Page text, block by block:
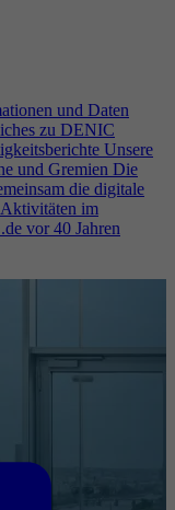
und Daten
zu DENIC
Unsere
und Gremien Die
die digitale
im
vor 40 Jahren